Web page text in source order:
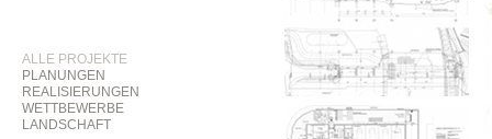
ALLE PROJEKTE
PLANUNGEN
REALISIERUNGEN
WETTBEWERBE
LANDSCHAFT